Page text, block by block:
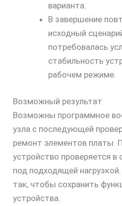
варианта.
В завершение
исходный
потребовалась
стабильность
рабочем режиме.
Возможный результат
Возможны программное
узла с последующей
ремонт элементов платы.
устройство проверяется
под подходящей
так, чтобы сохранить
устройства.